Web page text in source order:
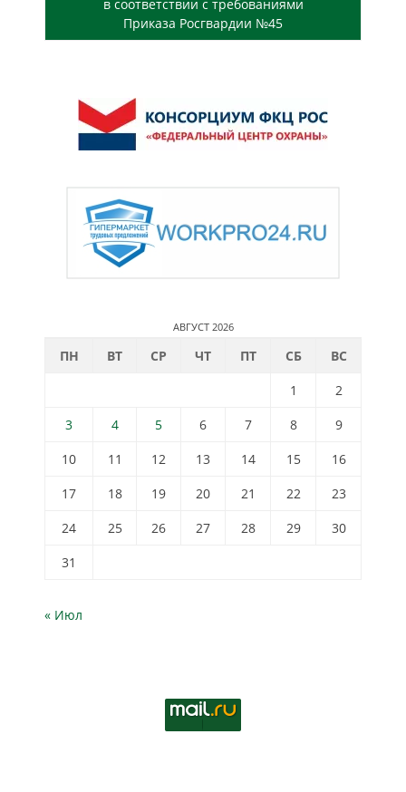
в соответствии с требованиями
Приказа Росгвардии №45
АВГУСТ 2026
ПН ВТ СР ЧТ ПТ СБ
ВС
1
2
3
4 5 6 7 8
9
10
11 12 13 14 15
16
17
18 19 20 21 22
23
24
25 26 27 28 29
30
31
« Июл